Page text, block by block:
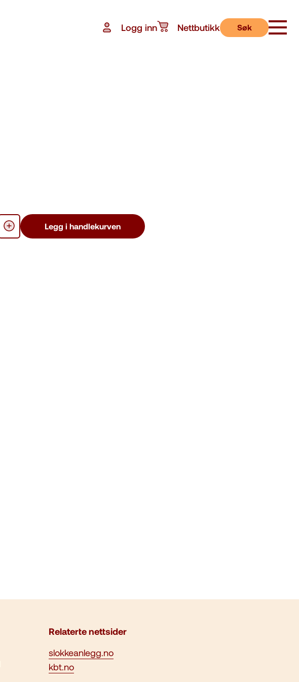
Logg inn Nettbutikk Søk
Legg i handlekurven
Relaterte nettsider
slokkeanlegg.no
kbt.no